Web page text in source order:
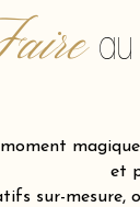
moment
et
sur-